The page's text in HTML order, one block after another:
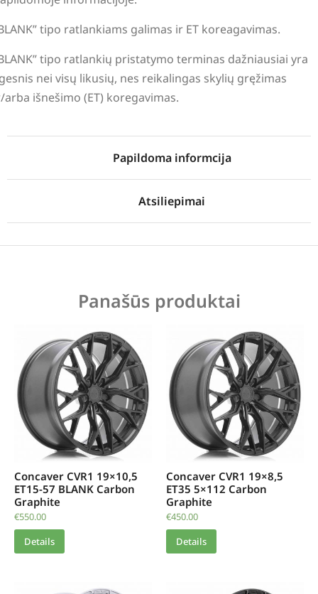
tipo ratlankiams galimas ir ET koreagavimas.
tipo ratlankių pristatymo terminas dažniausiai yra
nei visų likusių, nes reikalingas skylių gręžimas
arba išnešimo (ET) koregavimas.
Papildoma informcija
Atsiliepimai
Panašūs produktai
Concaver CVR1 19×10,5
ET15-57 BLANK Carbon
Graphite
€550.00
Details
Concaver CVR1 19×8,5
ET35 5×112 Carbon
Graphite
€450.00
Details